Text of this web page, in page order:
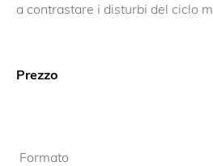
a contrastare i disturbi del ciclo
Prezzo
Formato